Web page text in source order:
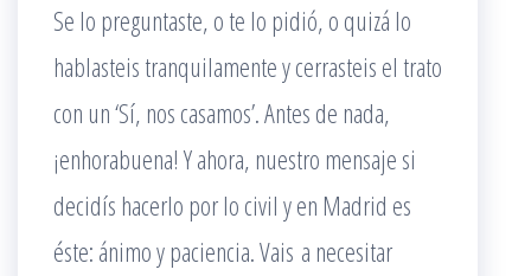
Se lo preguntaste, o te lo pidió, o quizá lo
hablasteis tranquilamente y cerrasteis el trato
con un ‘Sí, nos casamos’. Antes de nada,
¡enhorabuena! Y ahora, nuestro mensaje si
decidís hacerlo por lo civil y en Madrid es
éste: ánimo y paciencia. Vais a necesitar